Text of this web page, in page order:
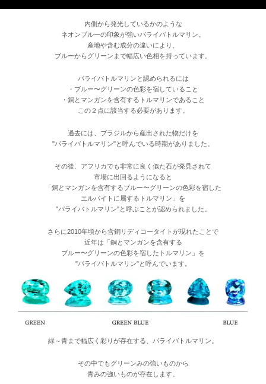
内側から発光しているかのような
ネオンブルーの印象が強いパライバトルマリン。
産地や含む成分の違いにより、
ブルーからグリーンまで幅広い色相を持っています。
パライバトルマリンと認められるには
・ブルー〜グリーンの色彩を宿していること
・銅とマンガンを含有するトルマリンであること
この２点に該当する必要があります。
過去には、ブラジルから産出された物だけを
"パライバトルマリン"と呼んでいる時期がありました。
その後、アフリカでも非常に良く似た石が発見されて
市場に出回るようになると
「銅とマンガンを含有するブルー〜グリーンの色彩を宿した
エルバイトに属するトルマリン」を
"パライバトルマリン"と呼ぶことが認められました。
さらに2010年頃から含銅リディコータイトが現れたことで
近年は「銅とマンガンを含有する
ブルー〜グリーンの色彩を宿したトルマリン」を
"パライバトルマリン"と呼んでいます。
緑～青まで幅広く彩りが存在する、パライバトルマリン。
その中でもグリーンみの強いものから
青みの強いものが存在します。